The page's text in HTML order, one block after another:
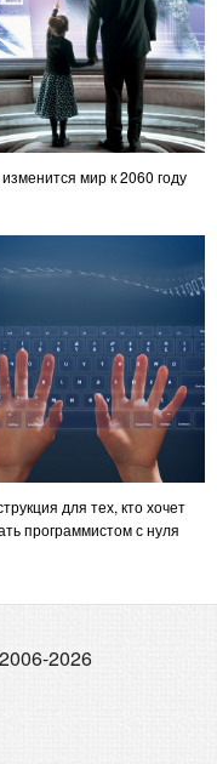
изменится мир к 2060 году
для тех, кто хочет
программистом с нуля
2026